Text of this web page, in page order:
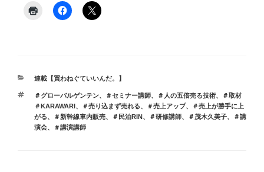
カ
ゴ
リ
ー
連載【買わねぐていいんだ。】
タ
グ
＃グローバルゲンテン、 ＃セミナー講師、 ＃人の五倍売る技術、
＃取材
＃KARAWARI、 ＃売り込まず売れる、 ＃売上アップ、
＃売上が勝手に上
がる、 ＃新幹線車内販売、 ＃民泊RIN、 ＃研修講師、 ＃茂木久美子、
＃講
演会、 ＃講演講師